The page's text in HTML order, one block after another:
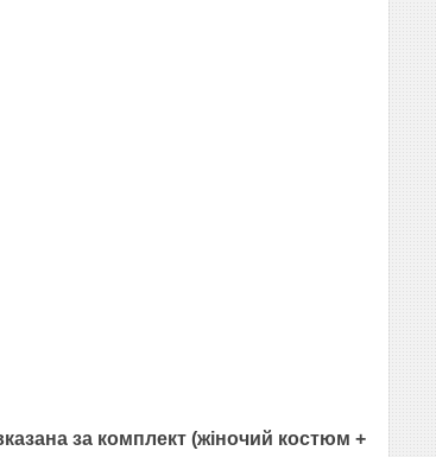
за комплект (жіночий костюм +